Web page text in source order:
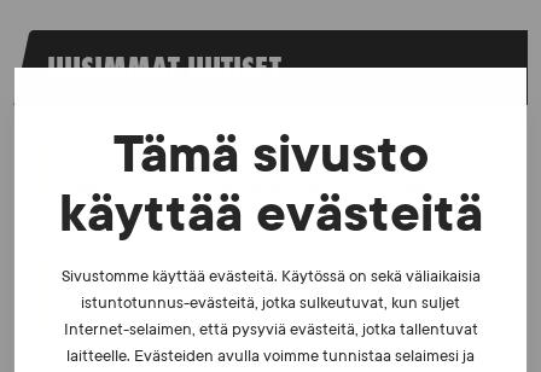
Tämä sivusto
käyttää evästeitä
Sivustomme käyttää evästeitä. Käytössä on sekä väliaikaisia
istuntotunnus-evästeitä, jotka sulkeutuvat, kun suljet
Internet-selaimen, että pysyviä evästeitä, jotka tallentuvat
laitteelle. Evästeiden avulla voimme tunnistaa selaimesi ja
UUSIMMAT UUTISET
UUTISET - 5.8.2026
UUTISET - 16.7.2026
Dopingrikkomuspäätösten julkistaminen: kysymyksiä
ja vastauksia EUT:n ratkaisusta